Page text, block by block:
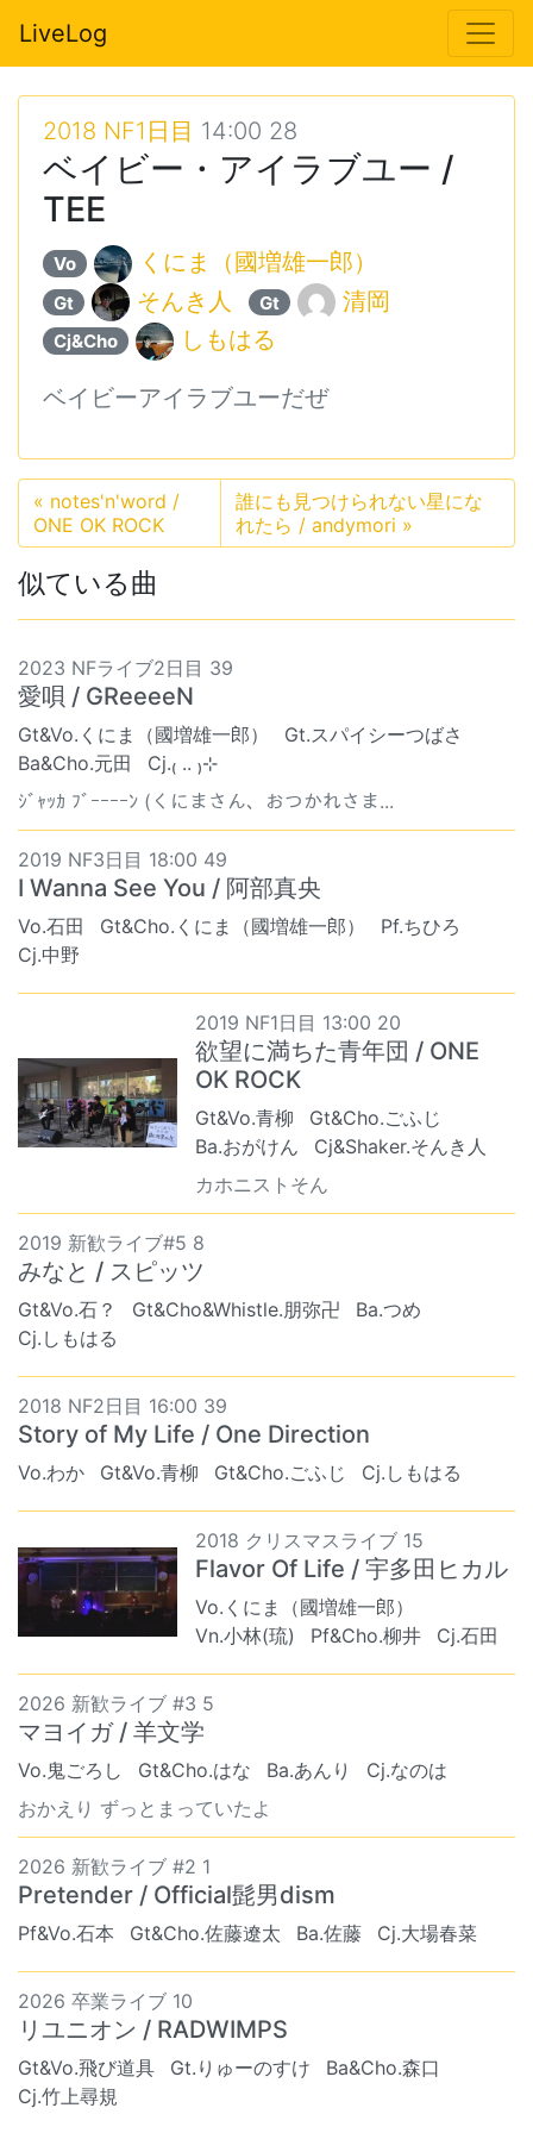
LiveLog
2018 NF1日目 14:00 28
ベイビー・アイラブユー /
TEE
Vo くにま（國増雄一郎）
Gt そんき人 Gt 清岡
Cj&Cho しもはる
ベイビーアイラブユーだぜ
« notes'n'word /
ONE OK ROCK
誰にも見つけられない星にな
れたら / andymori »
似ている曲
2023 NFライブ2日目 39
愛唄 / GReeeeN
Gt&Vo.くにま（國増雄一郎）
Gt.スパイシーつばさ
Ba&Cho.元田
Cj.₍ .. ₎⊹
ｼﾞｬｯｶ ﾌﾞｰｰｰｰﾝ (くにまさん、おつかれさま...
2019 NF3日目 18:00 49
I Wanna See You / 阿部真央
Vo.石田 Gt&Cho.くにま（國増雄一郎）
Pf.ちひろ
Cj.中野
2019 NF1日目 13:00 20
欲望に満ちた青年団 / ONE
OK ROCK
Gt&Vo.青柳
Gt&Cho.ごふじ
Ba.おがけん
Cj&Shaker.そんき人
カホニストそん
2019 新歓ライブ#5 8
みなと / スピッツ
Gt&Vo.石？ Gt&Cho&Whistle.朋弥卍
Ba.つめ
Cj.しもはる
2018 NF2日目 16:00 39
Story of My Life / One Direction
Vo.わか Gt&Vo.青柳 Gt&Cho.ごふじ Cj.しもはる
2018 クリスマスライブ 15
Flavor Of Life / 宇多田ヒカル
Vo.くにま（國増雄一郎）
Vn.小林(琉)
Pf&Cho.柳井 Cj.石田
2026 新歓ライブ #3 5
マヨイガ / 羊文学
Vo.鬼ごろし Gt&Cho.はな Ba.あんり
Cj.なのは
おかえり ずっとまっていたよ
2026 新歓ライブ #2 1
Pretender / Official髭男dism
Pf&Vo.石本 Gt&Cho.佐藤遼太 Ba.佐藤 Cj.大場春菜
2026 卒業ライブ 10
リユニオン / RADWIMPS
Gt&Vo.飛び道具 Gt.りゅーのすけ
Ba&Cho.森口
Cj.竹上尋規